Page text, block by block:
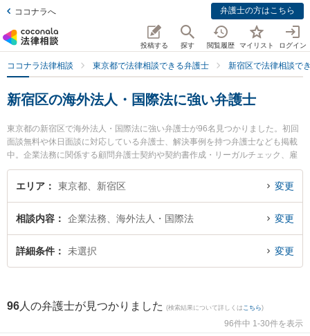
ココナラへ 弁護士の方はこちら
投稿する 探す 閲覧履歴 マイリスト ログイン
ココナラ法律相談 東京都で法律相談できる弁護士 新宿区で法律相談で
新宿区の海外法人・国際法に強い弁護士
東京都の新宿区で海外法人・国際法に強い弁護士が96名見つかりました。初回
面談無料や休日面談に対応している弁護士、解決事例を持つ弁護士なども掲載
中。企業法務に関係する顧問弁護士契約や契約書作成・リーガルチェック、雇
用契約書・就業規則作成等の細かな分野での絞り込み検索もでき便利です。特
にアスク総合法律事務所の渡邊 耀弁護士や東京スタートアップ法律事務所 新宿
夜間に発生した海外法人・国際法のトラブルを今すぐに弁護士に相談したい』
『海外法人・国際法のトラブル解決の実績豊富な近くの弁護士を検索したい』
『初回相談無料で海外法人・国際法を法律相談できる新宿区内の弁護士に相談
エリア 東京都、新宿区 変更
相談内容 企業法務、海外法人・国際法 変更
詳細条件 未選択 変更
96 人の弁護士が見つかりました (検索結果について詳しくは こちら)
96件中 1-30件を表示